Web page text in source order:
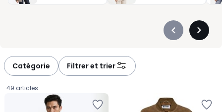
Précédent
Catégorie Filtrer et trier
49 articles